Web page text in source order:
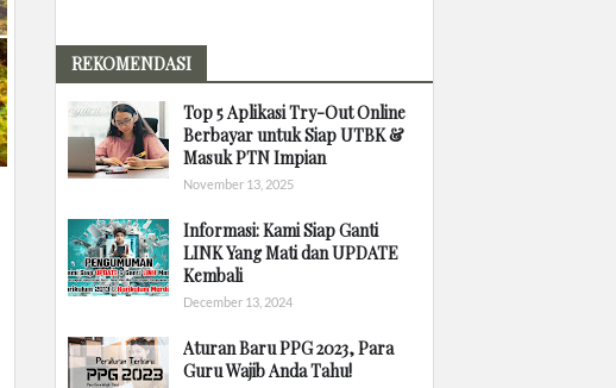
REKOMENDASI
Top 5 Aplikasi Try-Out Online
Berbayar untuk Siap UTBK &
Masuk PTN Impian
November 13, 2025
Informasi: Kami Siap Ganti
LINK Yang Mati dan UPDATE
Kembali
December 13, 2024
Aturan Baru PPG 2023, Para
Guru Wajib Anda Tahu!